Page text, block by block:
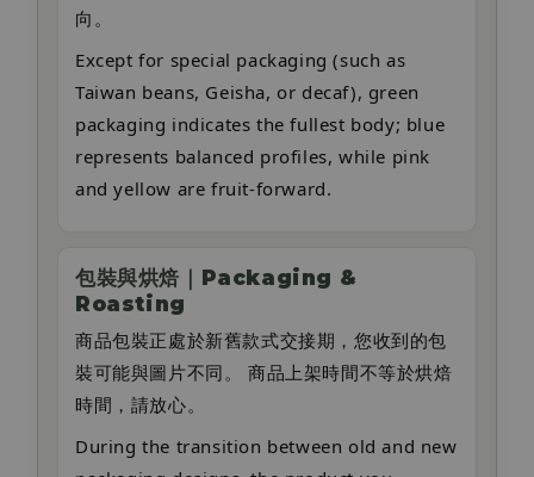
向。
Except for special packaging (such as
Taiwan beans, Geisha, or decaf), green
packaging indicates the fullest body; blue
represents balanced profiles, while pink
and yellow are fruit-forward.
包裝與烘焙｜Packaging &
Roasting
商品包裝正處於新舊款式交接期，您收到的包
裝可能與圖片不同。 商品上架時間不等於烘焙
時間，請放心。
During the transition between old and new